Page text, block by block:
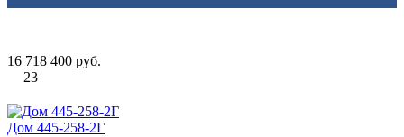
16 718 400 руб.
23
Дом 445-258-2Г